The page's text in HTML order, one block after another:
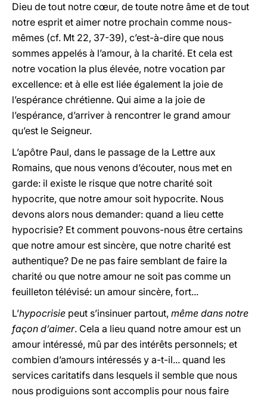
Dieu de tout notre cœur, de toute notre âme et de tout
notre esprit et aimer notre prochain comme nous-
mêmes (cf. Mt 22, 37-39), c’est-à-dire que nous
sommes appelés à l’amour, à la charité. Et cela est
notre vocation la plus élevée, notre vocation par
excellence: et à elle est liée également la joie de
l’espérance chrétienne. Qui aime a la joie de
l’espérance, d’arriver à rencontrer le grand amour
qu’est le Seigneur.
L’apôtre Paul, dans le passage de la Lettre aux
Romains, que nous venons d’écouter, nous met en
garde: il existe le risque que notre charité soit
hypocrite, que notre amour soit hypocrite. Nous
devons alors nous demander: quand a lieu cette
hypocrisie? Et comment pouvons-nous être certains
que notre amour est sincère, que notre charité est
authentique? De ne pas faire semblant de faire la
charité ou que notre amour ne soit pas comme un
feuilleton télévisé: un amour sincère, fort...
L’hypocrisie peut s’insinuer partout, même dans notre
façon d’aimer. Cela a lieu quand notre amour est un
amour intéressé, mû par des intérêts personnels; et
combien d’amours intéressés y a-t-il... quand les
services caritatifs dans lesquels il semble que nous
nous prodiguions sont accomplis pour nous faire